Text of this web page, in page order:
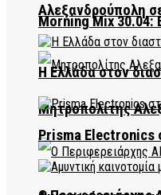
Morning Mix 30.04:
Μητροπολίτης
Αλεξανδρούπολη
Η Ελλάδα στον
Prisma Electronics